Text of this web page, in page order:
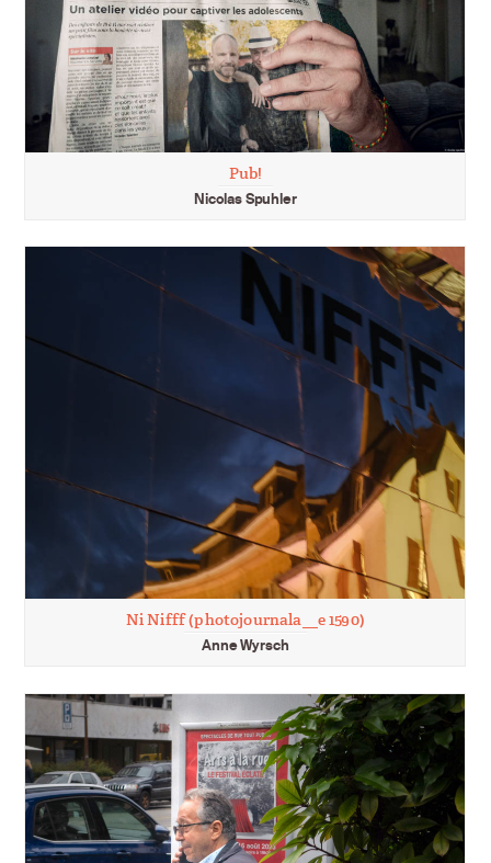
Pub!
Nicolas Spuhler
Ni Nifff (photojournala__e 1590)
Anne Wyrsch